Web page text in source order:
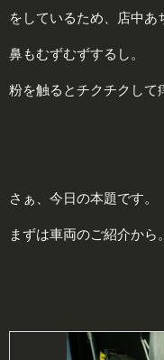
をしているため、店中あ
鼻もむずむずするし。
粉を触るとチクチクして
さぁ、今日の本題です。
まずは車両のご紹介から。